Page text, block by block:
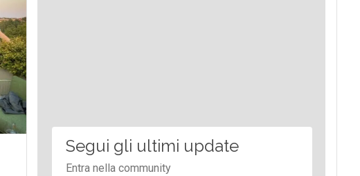
Segui gli ultimi update
Entra nella community